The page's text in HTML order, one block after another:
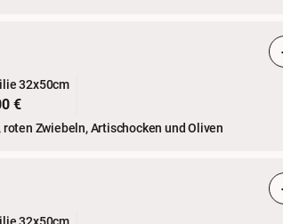
32x50cm
€
Zwiebeln, Artischocken und Oliven